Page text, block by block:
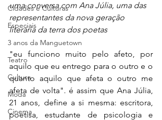
Cidades e Culturas
Especiais
3 anos da Manguetown
Teatro
Cultura
Moda
Cinema
uma conversa com Ana Júlia, uma das
representantes da nova geração
literária da terra dos poetas
"eu funciono muito pelo afeto, por
aquilo que eu entrego para o outro e o
quanto aquilo que afeta o outro me
afeta de volta". é assim que Ana Júlia,
21 anos, define a si mesma: escritora,
poetisa, estudante de psicologia e